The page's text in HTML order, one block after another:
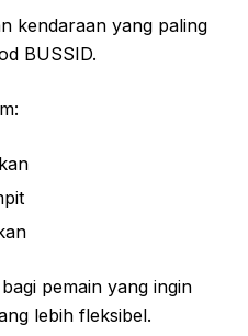
kendaraan yang paling
BUSSID.
pemain yang ingin
lebih fleksibel.